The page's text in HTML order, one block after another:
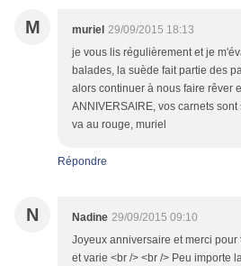
M muriel 29/09/2015 18:13
je vous lis régulièrement et je
balades, la suède fait partie des
alors continuer à nous faire rêver
ANNIVERSAIRE, vos carnets
va au rouge, muriel
Répondre
N Nadine 29/09/2015 09:10
Joyeux anniversaire et merci
et varie <br /> <br /> Peu importe